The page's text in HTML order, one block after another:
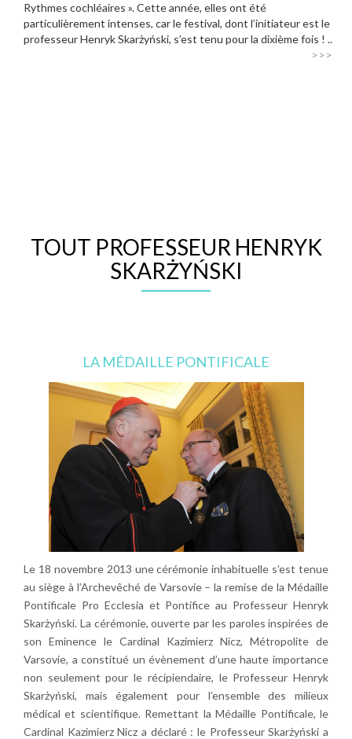
Rythmes cochléaires ». Cette année, elles ont été
particulièrement intenses, car le festival, dont l’initiateur est le
professeur Henryk Skarżyński, s’est tenu pour la dixième fois ! ..
>>>
TOUT PROFESSEUR HENRYK
SKARŻYŃSKI
LA MÉDAILLE PONTIFICALE
Le 18 novembre 2013 une cérémonie inhabituelle s’est tenue
au siège à l’Archevêché de Varsovie – la remise de la Médaille
Pontificale Pro Ecclesia et Pontifice au Professeur Henryk
Skarżyński. La cérémonie, ouverte par les paroles inspirées de
son Eminence le Cardinal Kazimierz Nicz, Métropolite de
Varsovie, a constitué un évènement d’une haute importance
non seulement pour le récipiendaire, le Professeur Henryk
Skarżyński, mais également pour l’ensemble des milieux
médical et scientifique. Remettant la Médaille Pontificale, le
Cardinal Kazimierz Nicz a déclaré : le Professeur Skarżyński a